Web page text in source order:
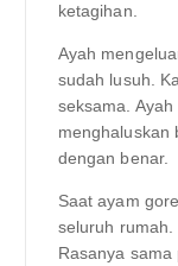
ketagihan.
Ayah
sudah lusuh.
seksama.
menghaluskan
dengan benar.
Saat ayam
seluruh
Rasanya